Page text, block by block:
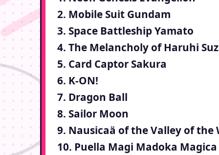
2. Mobile Suit Gundam
3. Space Battleship Yamato
4. The Melancholy of Haruhi
5. Card Captor Sakura
6. K-ON!
7. Dragon Ball
8. Sailor Moon
9. Nausicaä of the Valley of the
10. Puella Magi Madoka Magica